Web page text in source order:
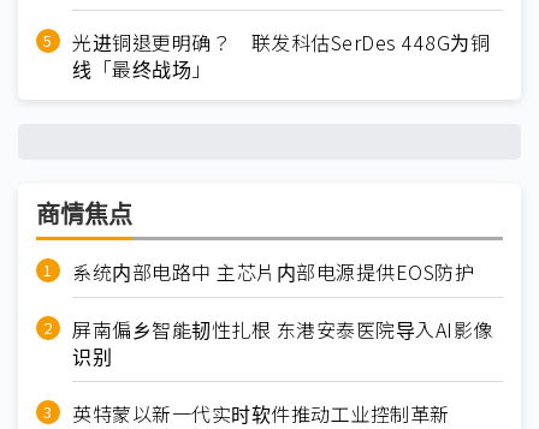
光进铜退更明确？ 联发科估SerDes 448G为铜
线「最终战场」
商情焦点
系统内部电路中 主芯片内部电源提供EOS防护
屏南偏乡智能韧性扎根 东港安泰医院导入AI影像
识别
英特蒙以新一代实时软件推动工业控制革新